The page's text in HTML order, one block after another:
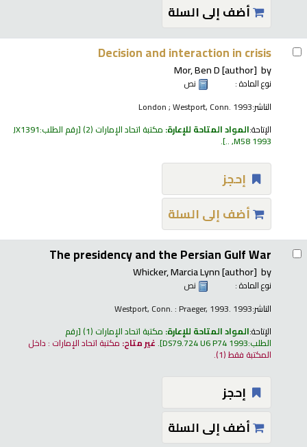
أضف إلى السلة
Decision and interaction in crisis
by
Mor, Ben D[author]
نوع المادة :
نص
الناشر:London ; Westport, Conn. 1993
الإتاحة:المواد المتاحة للإعارة: مكتبة اتحاد الإمارات (2) رقم الطلب:JX1391
M58 1993, ..
.
إحجز
أضف إلى السلة
The presidency and the Persian Gulf War
by
Whicker, Marcia Lynn[author]
نوع المادة :
نص
الناشر:Westport, Conn. : Praeger, 1993. 1993
الإتاحة:المواد المتاحة للإعارة: مكتبة اتحاد الإمارات (1) رقم
الطلب:DS79.724 U6 P74 1993
.غير متاح: مكتبة اتحاد الإمارات : داخل
المكتبة فقط(1).
إحجز
أضف إلى السلة